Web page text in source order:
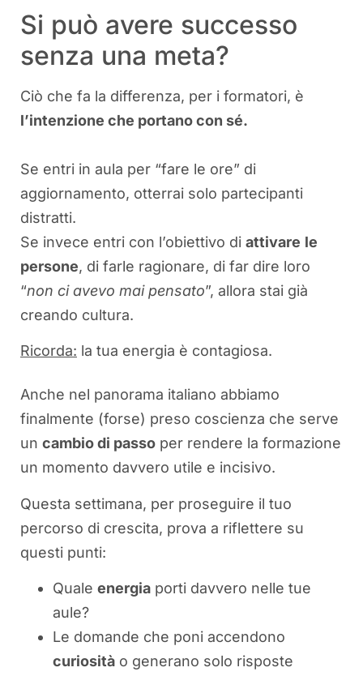
Si può avere successo
senza una meta?
Ciò che fa la differenza, per i formatori, è
l’intenzione che portano con sé.
Se entri in aula per “fare le ore” di
aggiornamento, otterrai solo partecipanti
distratti.
Se invece entri con l’obiettivo di attivare le
persone, di farle ragionare, di far dire loro
“non ci avevo mai pensato”, allora stai già
creando cultura.
Ricorda: la tua energia è contagiosa.
Anche nel panorama italiano abbiamo
finalmente (forse) preso coscienza che serve
un cambio di passo per rendere la formazione
un momento davvero utile e incisivo.
Questa settimana, per proseguire il tuo
percorso di crescita, prova a riflettere su
questi punti:
Quale energia porti davvero nelle tue
aule?
Le domande che poni accendono
curiosità o generano solo risposte